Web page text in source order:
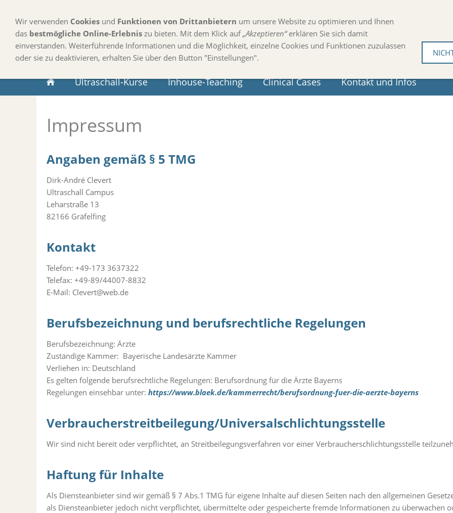
Ultraschall-Kurse Inhouse-Teaching Clinical Cases Kontakt und Infos
Impressum
Angaben gemäß § 5 TMG
Dirk-André Clevert
Ultraschall Campus
Leharstraße 13
82166 Gräfelfing
Kontakt
Telefon: +49-173 3637322
Telefax: +49-89/44007-8832
E-Mail: Clevert@web.de
Berufsbezeichnung und berufsrechtliche Regelungen
Berufsbezeichnung: Ärzte
Zuständige Kammer: Bayerische Landesärzte Kammer
Verliehen in: Deutschland
Es gelten folgende berufsrechtliche Regelungen: Berufsordnung für die Ärzte Bayerns
Regelungen einsehbar unter: https://www.blaek.de/kammerrecht/berufsordnung-fuer-die-aerzte-bayerns
Verbraucherstreitbeilegung/Universalschlichtungsstelle
Wir sind nicht bereit oder verpflichtet, an Streitbeilegungsverfahren vor einer Verbraucherschlichtungsstelle
Haftung für Inhalte
Als Diensteanbieter sind wir gemäß § 7 Abs.1 TMG für eigene Inhalte auf diesen Seiten nach den allgemeinen
als Diensteanbieter jedoch nicht verpflichtet, übermittelte oder gespeicherte fremde Informationen zu überwachen
Wir verwenden Cookies und Funktionen von Drittanbietern um unsere Website zu optimieren und Ihnen
das bestmögliche Online-Erlebnis zu bieten. Mit dem Klick auf„Akzeptieren“erklären Sie sich damit
einverstanden. Weiterführende Informationen und die Möglichkeit, einzelne Cookies und Funktionen zuzulassen
oder sie zu deaktivieren, erhalten Sie über den Button "Einstellungen".